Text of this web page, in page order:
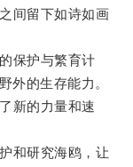
间留下如诗如画
保护与繁育计
外的生存能力。
新的力量和速
和研究海鸥，让